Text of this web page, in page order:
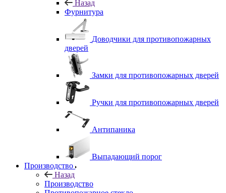
Назад
Фурнитура
Доводчики для противопожарных
дверей
Замки для противопожарных дверей
Ручки для противопожарных дверей
Антипаника
Выпадающий порог
Производство
Назад
Производство